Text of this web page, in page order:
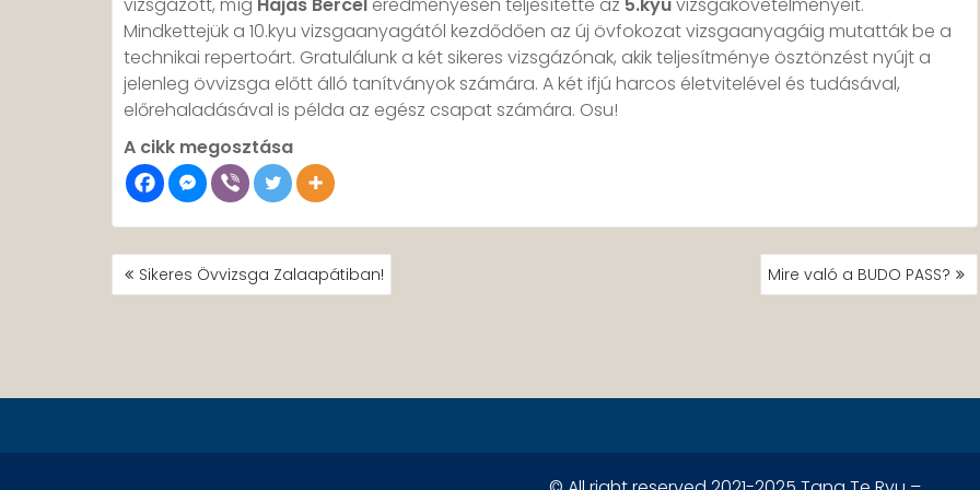
Mindkettejük a 10.kyu vizsgaanyagától kezdődően az új övfokozat vizsgaanyagáig mutatták be a
technikai repertoárt. Gratulálunk a két sikeres vizsgázónak, akik teljesítménye ösztönzést nyújt a
jelenleg övvizsga előtt álló tanítványok számára. A két ifjú harcos életvitelével és tudásával,
előrehaladásával is példa az egész csapat számára. Osu!
A cikk megosztása
BEJEGYZÉS
NAVIGÁCIÓ
Sikeres Övvizsga Zalaapátiban! Mire való a BUDO PASS?